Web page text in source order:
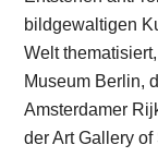
bildgewaltigen
Welt
Museum Berlin,
Amsterdamer
der Art Gallery